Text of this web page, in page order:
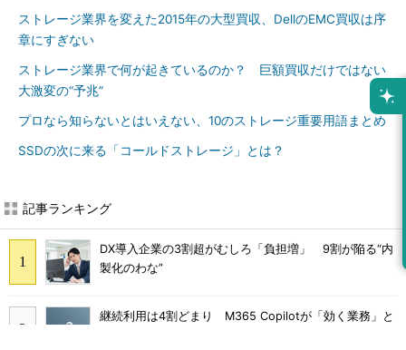
ストレージ業界を変えた2015年の大型買収、DellのEMC買収は序
章にすぎない
ストレージ業界で何が起きているのか？ 巨額買収だけではない
大激変の“予兆”
プロなら知らないとはいえない、10のストレージ重要用語まとめ
SSDの次に来る「コールドストレージ」とは？
記事ランキング
DX導入企業の3割超がむしろ「負担増」 9割が陥る“内
製化のわな”
継続利用は4割どまり M365 Copilotが「効く業務」と